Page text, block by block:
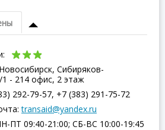
Сибиряков-
1 - 214 офис, 2 этаж
292-79-57, +7 (383) 291-75-72
transaid@yandex.ru
ПТ 09:40-21:00; СБ-ВC 10:00-19:45